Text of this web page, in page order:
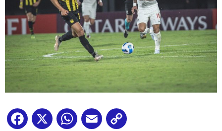
Facebook
X WhatsApp
Email